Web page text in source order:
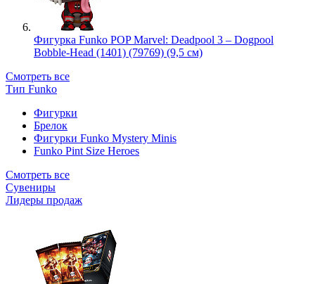
Фигурка Funko POP Marvel: Deadpool 3 – Dogpool
Bobble-Head (1401) (79769) (9,5 см)
Смотреть все
Тип Funko
Фигурки
Брелок
Фигурки Funko Mystery Minis
Funko Pint Size Heroes
Смотреть все
Сувениры
Лидеры продаж